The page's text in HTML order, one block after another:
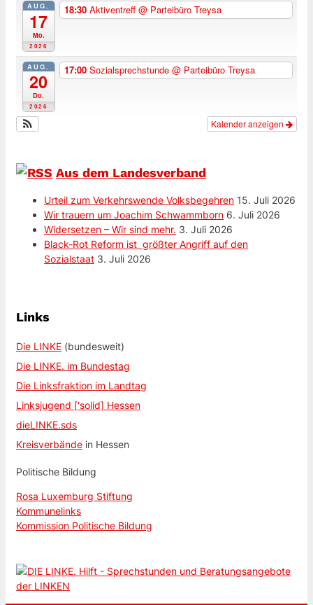
AUG.
17
Mo.
2026
18:30 Aktiventreff @ Parteibüro Treysa
AUG.
20
Do.
2026
17:00 Sozialsprechstunde @ Parteibüro Treysa
Kalender anzeigen
Aus dem Landesverband
Urteil zum Verkehrswende Volksbegehren 15. Juli 2026
Wir trauern um Joachim Schwammborn 6. Juli 2026
Widersetzen – Wir sind mehr. 3. Juli 2026
Black-Rot Reform ist größter Angriff auf den
Sozialstaat 3. Juli 2026
Links
Die LINKE (bundesweit)
Die LINKE. im Bundestag
Die Linksfraktion im Landtag
Linksjugend ['solid] Hessen
dieLINKE.sds
Kreisverbände in Hessen
Politische Bildung
Rosa Luxemburg Stiftung
Kommunelinks
Kommission Politische Bildung